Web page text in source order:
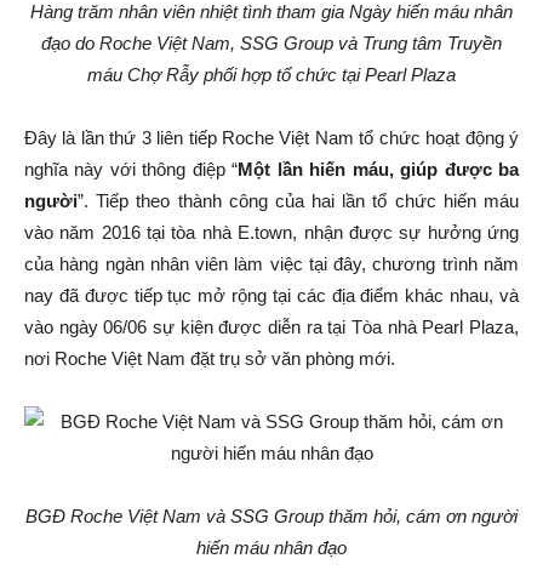
Hàng trăm nhân viên nhiệt tình tham gia Ngày hiến máu nhân
đạo do Roche Việt Nam, SSG Group và Trung tâm Truyền
máu Chợ Rẫy phối hợp tổ chức tại Pearl Plaza
Đây là lần thứ 3 liên tiếp Roche Việt Nam tổ chức hoạt động ý
nghĩa này với thông điệp “Một lần hiến máu, giúp được ba
người”. Tiếp theo thành công của hai lần tổ chức hiến máu
vào năm 2016 tại tòa nhà E.town, nhận được sự hưởng ứng
của hàng ngàn nhân viên làm việc tại đây, chương trình năm
nay đã được tiếp tục mở rộng tại các địa điểm khác nhau, và
vào ngày 06/06 sự kiện được diễn ra tại Tòa nhà Pearl Plaza,
nơi Roche Việt Nam đặt trụ sở văn phòng mới.
BGĐ Roche Việt Nam và SSG Group thăm hỏi, cám ơn người
hiến máu nhân đạo